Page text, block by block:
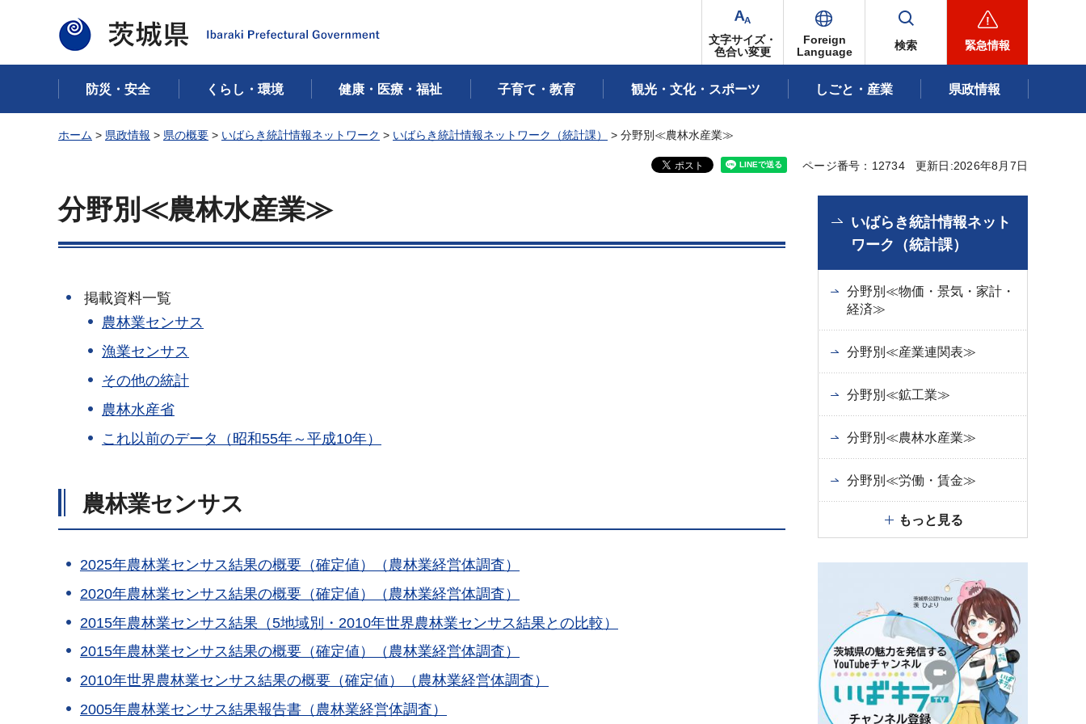
茨城県
文字サイズ・
色合い変更
Foreign
Language
検索 緊急情報
防災・安全 くらし・環境 健康・医療・福祉 子育て・教育 観光・文化・スポーツ しごと・産業 県政情報
ホーム > 県政情報 > 県の概要 > いばらき統計情報ネットワーク > いばらき統計情報ネットワーク（統計課） > 分野別≪農林水産業≫
ページ番号：12734 更新日:2026年8月7日
分野別≪農林水産業≫
掲載資料一覧
農林業センサス
漁業センサス
その他の統計
農林水産省
これ以前のデータ（昭和55年～平成10年）
農林業センサス
2025年農林業センサス結果の概要（確定値）（農林業経営体調査）
2020年農林業センサス結果の概要（確定値）（農林業経営体調査）
2015年農林業センサス結果（5地域別・2010年世界農林業センサス結果との比較）
2015年農林業センサス結果の概要（確定値）（農林業経営体調査）
2010年世界農林業センサス結果の概要（確定値）（農林業経営体調査）
2005年農林業センサス結果報告書（農林業経営体調査）
いばらき統計情報ネット
ワーク（統計課）
分野別≪物価・景気・家計・
経済≫
分野別≪産業連関表≫
分野別≪鉱工業≫
分野別≪農林水産業≫
分野別≪労働・賃金≫
もっと見る